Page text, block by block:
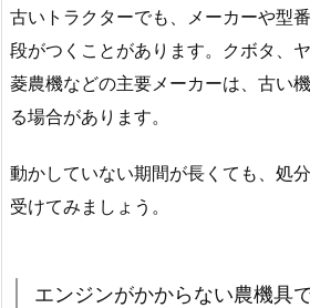
古いトラクターでも、メーカーや型
段がつくことがあります。クボタ、
菱農機などの主要メーカーは、古い
る場合があります。
動かしていない期間が長くても、処
受けてみましょう。
エンジンがかからない農機具